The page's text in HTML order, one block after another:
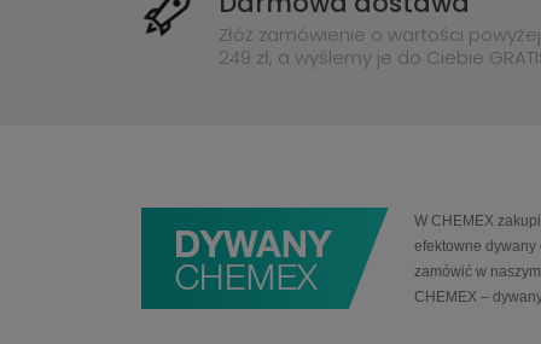
Złóż zamówienie o wartości powyżej
249 zł, a wyślemy je do Ciebie
W CHEMEX
efektowne dywany
zamówić w
CHEMEX –